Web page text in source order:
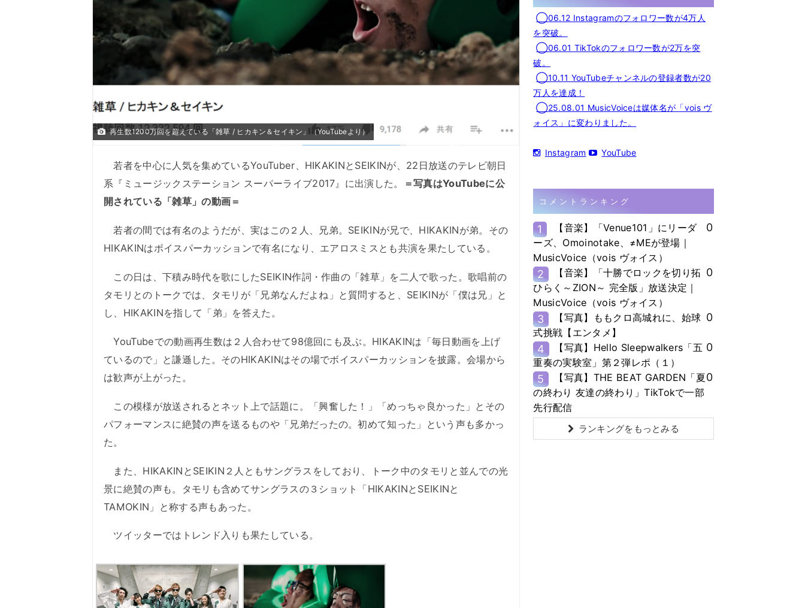
再生数1200万回を超えている「雑草 / ヒカキン＆セイキン」（YouTubeより）
若者を中心に人気を集めているYouTuber、HIKAKINとSEIKINが、22日放送のテレビ朝日
系『ミュージックステーション スーパーライブ2017』に出演した。
＝写真はYouTubeに公
開されている「雑草」の動画＝
若者の間では有名のようだが、実はこの２人、兄弟。SEIKINが兄で、HIKAKINが弟。その
HIKAKINはボイスパーカッションで有名になり、エアロスミスとも共演を果たしている。
この日は、下積み時代を歌にしたSEIKIN作詞・作曲の「雑草」を二人で歌った。歌唱前の
タモリとのトークでは、タモリが「兄弟なんだよね」と質問すると、SEIKINが「僕は兄」と
し、HIKAKINを指して「弟」を答えた。
YouTubeでの動画再生数は２人合わせて98億回にも及ぶ。HIKAKINは「毎日動画を上げ
ているので」と謙遜した。そのHIKAKINはその場でボイスパーカッションを披露。会場から
は歓声が上がった。
この模様が放送されるとネット上で話題に。「興奮した！」「めっちゃ良かった」とその
パフォーマンスに絶賛の声を送るものや「兄弟だったの。初めて知った」という声も多かっ
た。
また、HIKAKINとSEIKIN２人ともサングラスをしており、トーク中のタモリと並んでの光
景に絶賛の声も。タモリも含めてサングラスの３ショット「HIKAKINとSEIKINと
TAMOKIN」と称する声もあった。
ツイッターではトレンド入りも果たしている。
◯06.12 Instagramのフォロワー数が4万人
を突破。
◯06.01 TikTokのフォロワー数が2万を突
破。
◯10.11 YouTubeチャンネルの登録者数が20
万人を達成！
◯25.08.01 MusicVoiceは媒体名が「vois ヴ
ォイス」に変わりました。
Instagram YouTube
コメントランキング
1
【音楽】「Venue101」にリーダ
ーズ、Omoinotake、≠MEが登場｜
MusicVoice（vois ヴォイス）
0
2
【音楽】「十勝でロックを切り拓
ひらく～ZION～ 完全版」放送決定｜
MusicVoice（vois ヴォイス）
0
3
【写真】ももクロ高城れに、始球
式挑戦【エンタメ】
0
4
【写真】Hello Sleepwalkers「五
重奏の実験室」第２弾レポ（１）
0
5
【写真】THE BEAT GARDEN「夏
の終わり 友達の終わり」TikTokで一部
先行配信
0
ランキングをもっとみる